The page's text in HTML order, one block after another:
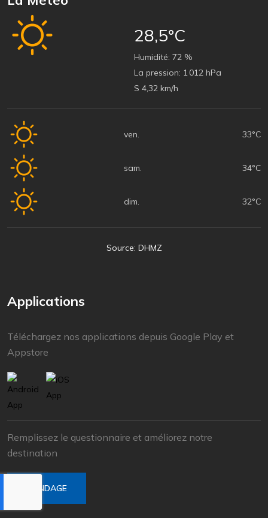
28,5°C
Humidité: 72 %
La pression: 1 012 hPa
S 4,32 km/h
ven. 33°C
sam. 34°C
dim. 32°C
Source: DHMZ
Applications
Téléchargez nos applications depuis Google Play et
Appstore
Remplissez le questionnaire et améliorez notre
destination
SONDAGE